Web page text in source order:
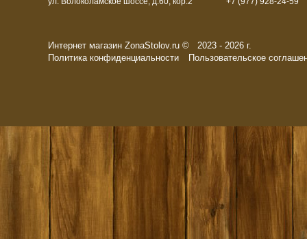
Интернет магазин ZonaStolov.ru © 2023 - 2026 г.
Политика конфиденциальности
Пользовательское